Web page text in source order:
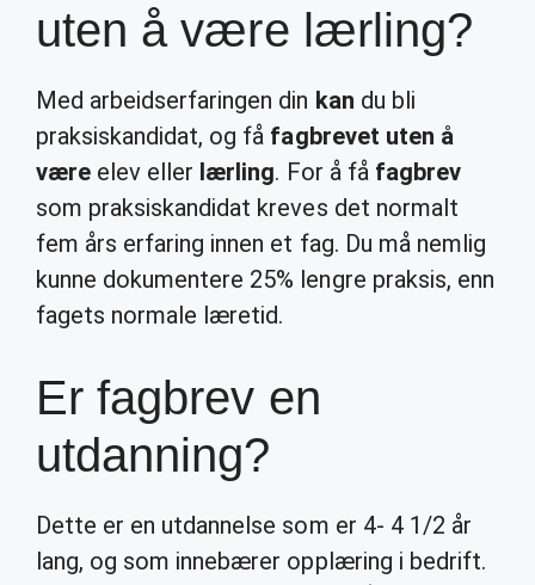
uten å være lærling?
Med arbeidserfaringen din kan du bli
praksiskandidat, og få fagbrevet uten å
være elev eller lærling. For å få fagbrev
som praksiskandidat kreves det normalt
fem års erfaring innen et fag. Du må nemlig
kunne dokumentere 25% lengre praksis, enn
fagets normale læretid.
Er fagbrev en
utdanning?
Dette er en utdannelse som er 4- 4 1/2 år
lang, og som innebærer opplæring i bedrift.